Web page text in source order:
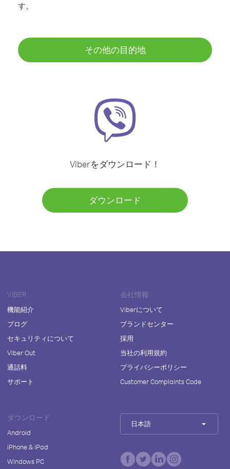
す。
その他の目的地
Viberをダウンロード！
ダウンロード
VIBER
機能紹介
ブログ
セキュリティについて
Viber Out
通話料
サポート
会社情報
Viberについて
ブランドセンター
採用
当社の利用規約
プライバシーポリシー
Customer Complaints Code
ダウンロード
Android
iPhone & iPad
Windows PC
日本語